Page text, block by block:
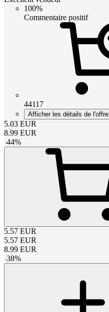
100%
Commentaire positif
44117
Afficher les détails de l'offre
5.03 EUR
8.99 EUR
-44%
5.57 EUR
5.57 EUR
8.99 EUR
-38%